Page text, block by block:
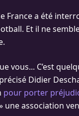
France a été
Et il ne
vous... C’est
Didier
pour porter
une association